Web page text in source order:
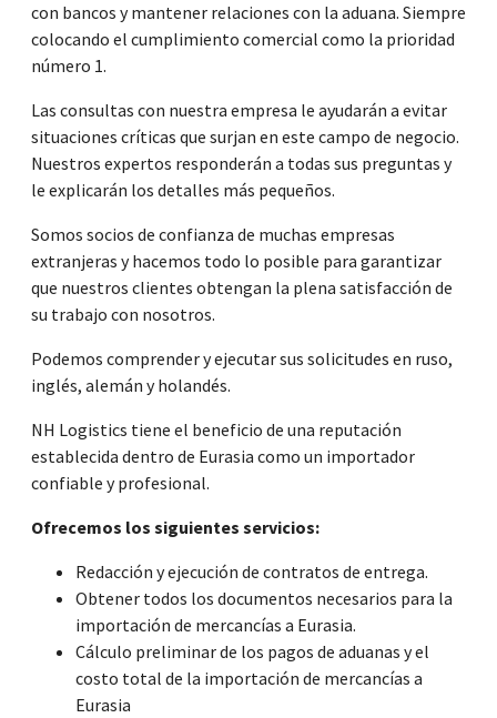
con bancos y mantener relaciones con la aduana. Siempre
colocando el cumplimiento comercial como la prioridad
número 1.
Las consultas con nuestra empresa le ayudarán a evitar
situaciones críticas que surjan en este campo de negocio.
Nuestros expertos responderán a todas sus preguntas y
le explicarán los detalles más pequeños.
Somos socios de confianza de muchas empresas
extranjeras y hacemos todo lo posible para garantizar
que nuestros clientes obtengan la plena satisfacción de
su trabajo con nosotros.
Podemos comprender y ejecutar sus solicitudes en ruso,
inglés, alemán y holandés.
NH Logistics tiene el beneficio de una reputación
establecida dentro de Eurasia como un importador
confiable y profesional.
Ofrecemos los siguientes servicios:
Redacción y ejecución de contratos de entrega.
Obtener todos los documentos necesarios para la
importación de mercancías a Eurasia.
Cálculo preliminar de los pagos de aduanas y el
costo total de la importación de mercancías a
Eurasia